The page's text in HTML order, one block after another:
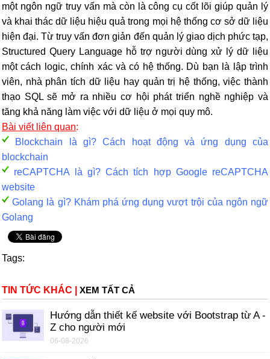
một ngôn ngữ truy vấn mà còn là công cụ cốt lõi giúp quản lý
và khai thác dữ liệu hiệu quả trong mọi hệ thống cơ sở dữ liệu
hiện đại. Từ truy vấn đơn giản đến quản lý giao dịch phức tạp,
Structured Query Language hỗ trợ người dùng xử lý dữ liệu
một cách logic, chính xác và có hệ thống. Dù bạn là lập trình
viên, nhà phân tích dữ liệu hay quản trị hệ thống, việc thành
thạo SQL sẽ mở ra nhiều cơ hội phát triển nghề nghiệp và
tăng khả năng làm việc với dữ liệu ở mọi quy mô.
Bài viết liên quan:
Blockchain là gì? Cách hoạt động và ứng dụng của
blockchain
reCAPTCHA là gì? Cách tích hợp Google reCAPTCHA
website
Golang là gì? Khám phá ứng dụng vượt trội của ngôn ngữ
Golang
Tags:
TIN TỨC KHÁC XEM TẤT CẢ
Hướng dẫn thiết kế website với Bootstrap từ A -
Z cho người mới
06-08-2026